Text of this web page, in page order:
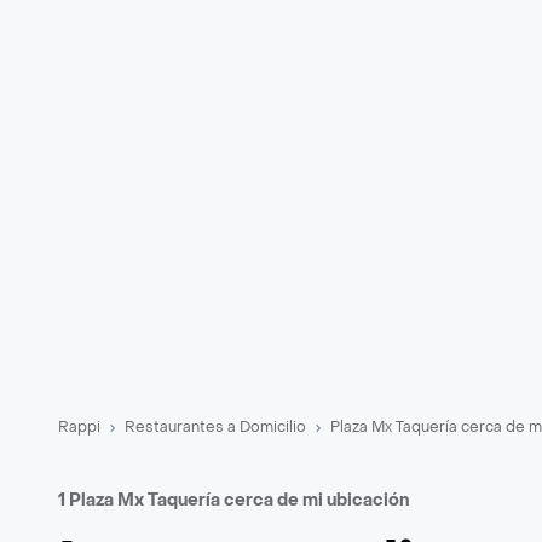
Rappi Restaurantes a Domicilio Plaza Mx Taquería cerca de
1 Plaza Mx Taquería cerca de mi ubicación